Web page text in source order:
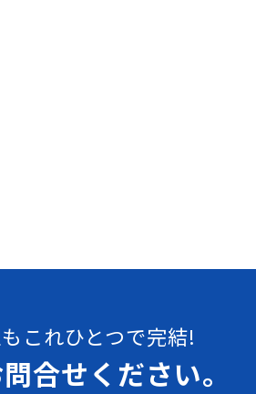
これひとつで完結!
合せください。